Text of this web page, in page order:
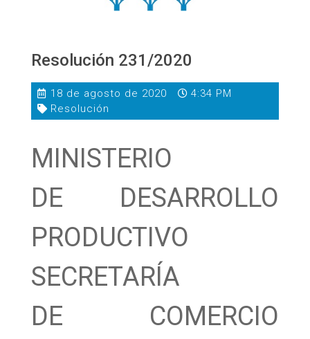
Resolución 231/2020
18 de agosto de 2020
4:34 PM
Resolución
MINISTERIO
DE DESARROLLO
PRODUCTIVO
SECRETARÍA
DE COMERCIO